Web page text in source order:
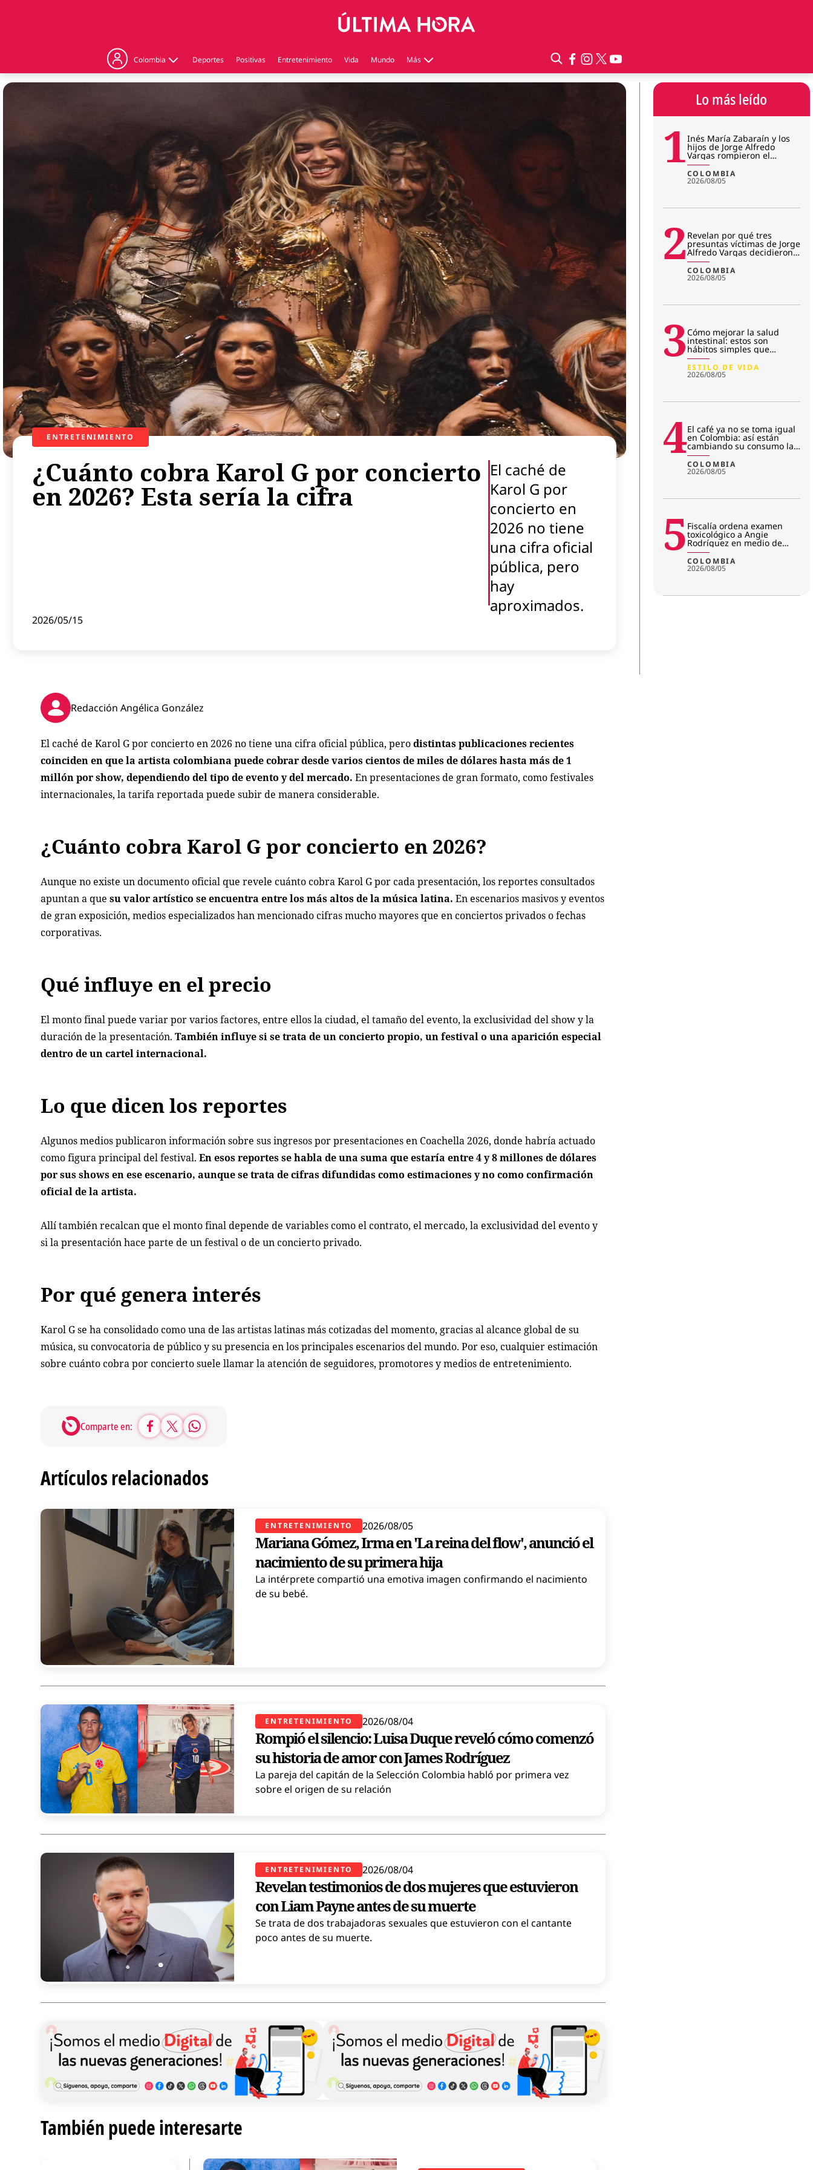
Colombia
Judicial
Deportes Positivas Entretenimiento Vida Mundo Más
Virales
Estilo de vida
Contenido patrocinado
Instagram
ENTRETENIMIENTO
¿Cuánto cobra Karol G por concierto
en 2026? Esta sería la cifra
El caché de
Karol G por
concierto en
2026 no tiene
una cifra oficial
pública, pero
hay
aproximados.
2026/05/15
Lo más leído
1Inés María Zabaraín y los
hijos de Jorge Alfredo
Vargas rompieron el
silencio tras imputación:
¿qué
COLOMBIA
2026/08/05
2 Revelan por qué tres
presuntas víctimas de Jorge
Alfredo Vargas decidieron
no seguir en el juicio
COLOMBIA
2026/08/05
3Cómo mejorar la salud
intestinal: estos son
hábitos simples que
transforman la microbiota
ESTILO DE VIDA
2026/08/05
4El café ya no se toma igual
en Colombia: así están
cambiando su consumo las
nuevas generaciones
COLOMBIA
2026/08/05
5 Fiscalía ordena examen
toxicológico a Angie
Rodríguez en medio de
investigación por
amenazas
COLOMBIA
2026/08/05
Redacción Angélica González
El caché de Karol G por concierto en 2026 no tiene una cifra oficial pública, perodistintas publicaciones recientes
coinciden en que la artista colombiana puede cobrar desde varios cientos de miles de dólares hasta más de 1
millón por show, dependiendo del tipo de evento y del mercado. En presentaciones de gran formato, como festivales
internacionales, la tarifa reportada puede subir de manera considerable.
¿Cuánto cobra Karol G por concierto en 2026?
Aunque no existe un documento oficial que revele cuánto cobra Karol G por cada presentación, los reportes consultados
apuntan a quesu valor artístico se encuentra entre los más altos de la música latina.En escenarios masivos y eventos
de gran exposición, medios especializados han mencionado cifras mucho mayores que en conciertos privados o fechas
corporativas.
Qué influye en el precio
El monto final puede variar por varios factores, entre ellos la ciudad, el tamaño del evento, la exclusividad del show y la
duración de la presentación.También influye si se trata de un concierto propio, un festival o una aparición especial
dentro de un cartel internacional.
Lo que dicen los reportes
Algunos medios publicaron información sobre sus ingresos por presentaciones en Coachella 2026, donde habría actuado
como figura principal del festival.En esos reportes se habla de una suma que estaría entre 4 y 8 millones de dólares
por sus shows en ese escenario, aunque se trata de cifras difundidas como estimaciones y no como confirmación
oficial de la artista.
Allí también recalcan que el monto final depende de variables como el contrato, el mercado, la exclusividad del evento y
si la presentación hace parte de un festival o de un concierto privado.
Por qué genera interés
Karol G se ha consolidado como una de las artistas latinas más cotizadas del momento, gracias al alcance global de su
música, su convocatoria de público y su presencia en los principales escenarios del mundo. Por eso, cualquier estimación
sobre cuánto cobra por concierto suele llamar la atención de seguidores, promotores y medios de entretenimiento.
Comparte en:
Artículos relacionados
ENTRETENIMIENTO 2026/08/05
Mariana Gómez, Irma en 'La reina del flow', anunció el
nacimiento de su primera hija
La intérprete compartió una emotiva imagen confirmando el nacimiento
de su bebé.
ENTRETENIMIENTO 2026/08/04
Rompió el silencio: Luisa Duque reveló cómo comenzó
su historia de amor con James Rodríguez
La pareja del capitán de la Selección Colombia habló por primera vez
sobre el origen de su relación
ENTRETENIMIENTO 2026/08/04
Revelan testimonios de dos mujeres que estuvieron
con Liam Payne antes de su muerte
Se trata de dos trabajadoras sexuales que estuvieron con el cantante
poco antes de su muerte.
También puede interesarte